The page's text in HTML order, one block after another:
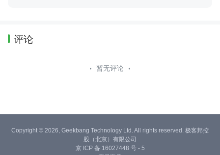
评论
暂无评论
Copyright © 2026, Geekbang Technology Ltd. All rights reserved. 极客邦控
股（北京）有限公司
京 ICP 备 16027448 号 - 5